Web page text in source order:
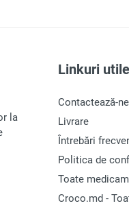
la
Linkuri utile
Contactează-ne
Livrare
Întrebări
Politica de
Toate
Croco.md -